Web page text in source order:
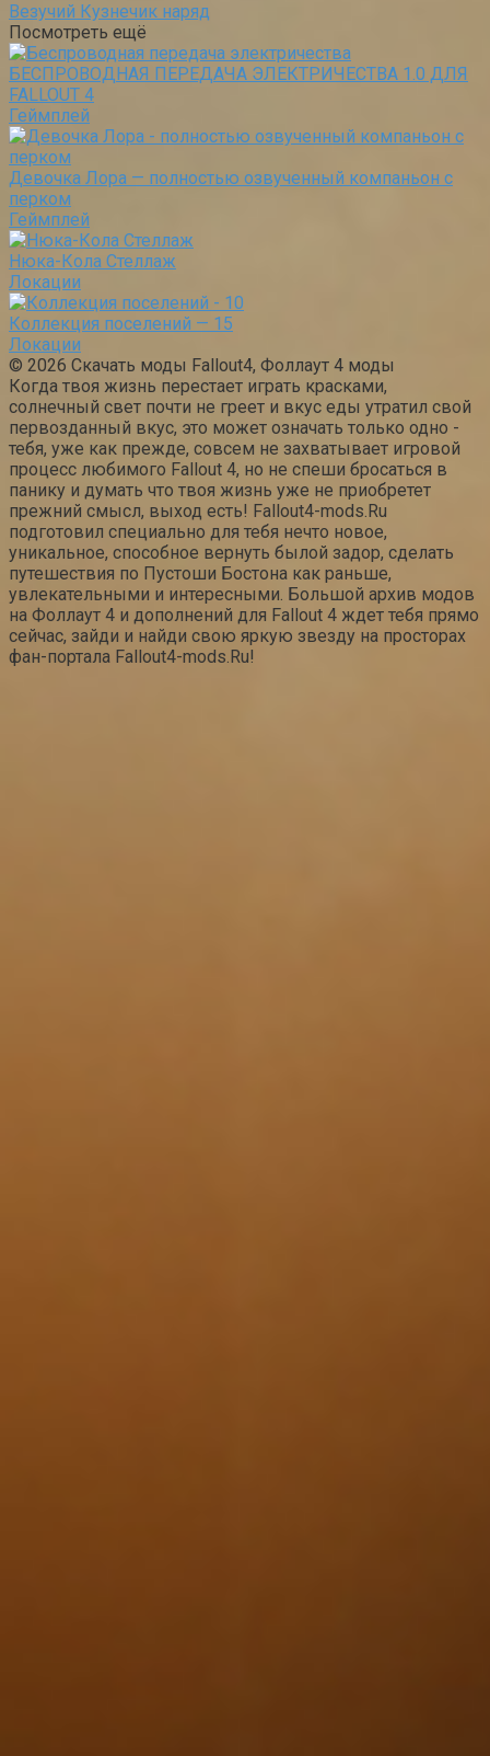
Везучий Кузнечик наряд
Посмотреть ещё
БЕСПРОВОДНАЯ ПЕРЕДАЧА ЭЛЕКТРИЧЕСТВА 1.0 ДЛЯ
FALLOUT 4
Геймплей
Девочка Лора — полностью озвученный компаньон с
перком
Геймплей
Нюка-Кола Стеллаж
Локации
Коллекция поселений — 15
Локации
© 2026 Скачать моды Fallout4, Фоллаут 4 моды
Когда твоя жизнь перестает играть красками,
солнечный свет почти не греет и вкус еды утратил свой
первозданный вкус, это может означать только одно -
тебя, уже как прежде, совсем не захватывает игровой
процесс любимого Fallout 4, но не спеши бросаться в
панику и думать что твоя жизнь уже не приобретет
прежний смысл, выход есть! Fallout4-mods.Ru
подготовил специально для тебя нечто новое,
уникальное, способное вернуть былой задор, сделать
путешествия по Пустоши Бостона как раньше,
увлекательными и интересными. Большой архив модов
на Фоллаут 4 и дополнений для Fallout 4 ждет тебя прямо
сейчас, зайди и найди свою яркую звезду на просторах
фан-портала Fallout4-mods.Ru!